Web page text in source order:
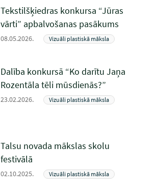
Tekstilšķiedras konkursa “Jūras
vārti” apbalvošanas pasākums
08.05.2026. Vizuāli plastiskā māksla
Dalība konkursā “Ko darītu Jaņa
Rozentāla tēli mūsdienās?”
23.02.2026. Vizuāli plastiskā māksla
Talsu novada mākslas skolu
festivālā
02.10.2025. Vizuāli plastiskā māksla